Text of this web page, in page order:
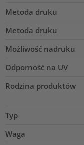
Metoda druku
Metoda druku
Możliwość nadruku
Odporność na UV
Rodzina produktów
Typ
Waga